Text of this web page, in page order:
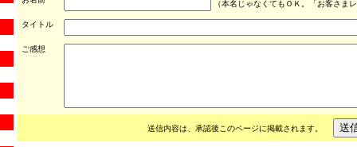
（本名じゃなくてもＯＫ。「お客さま
タイトル
ご感想
送信内容は、承認後このページに掲載されます。